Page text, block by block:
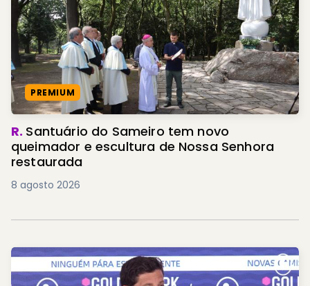
PREMIUM
R. Santuário do Sameiro tem novo
queimador e escultura de Nossa Senhora
restaurada
8 agosto 2026